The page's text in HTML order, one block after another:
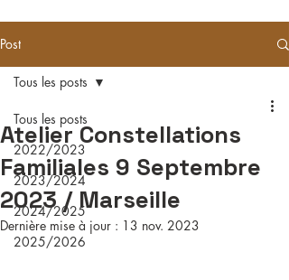
Post
Tous les posts
2022/2023
2023/2024
2024/2025
2025/2026
Tous les posts
Atelier Constellations
Familiales 9 Septembre
2023 / Marseille
Dernière mise à jour : 13 nov. 2023